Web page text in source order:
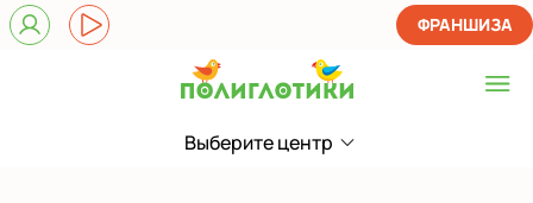
Выберите центр
Выберите центр
ФРАНШИЗА